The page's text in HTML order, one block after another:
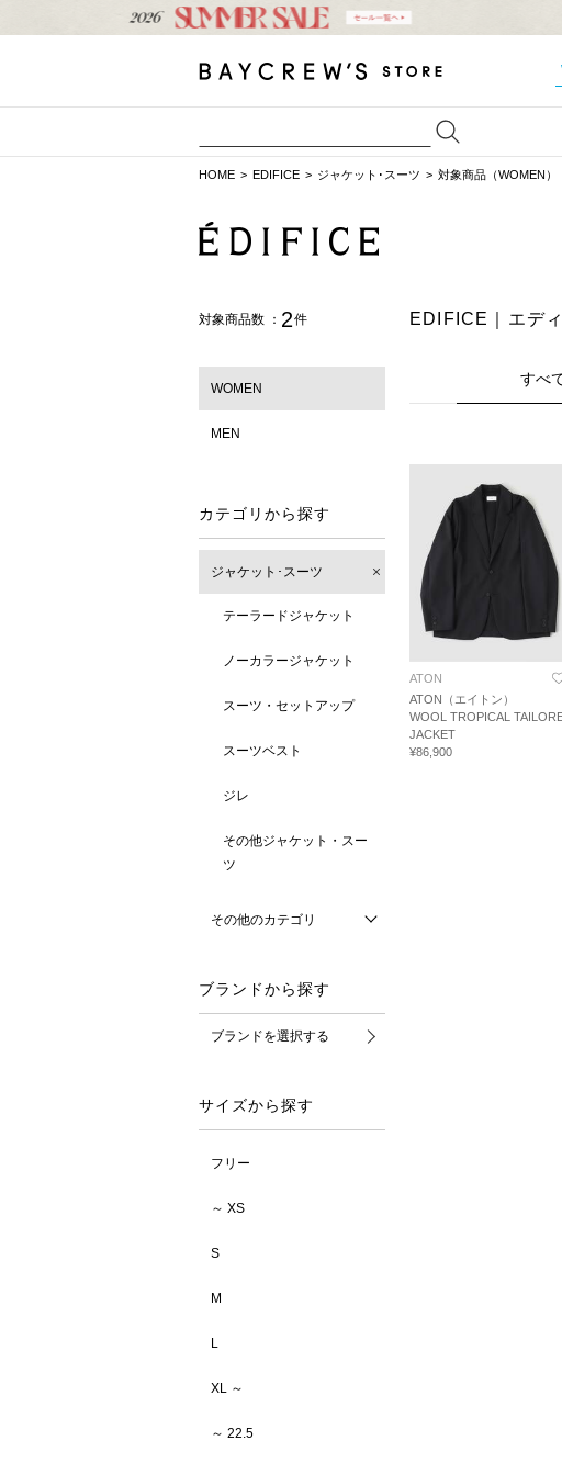
HOME EDIFICE ジャケット･スーツ 対象商品（WOMEN）
対象商品数 ： 2 件
WOMEN
MEN
カテゴリから探す
ジャケット･スーツ
テーラードジャケット
ノーカラージャケット
スーツ・セットアップ
スーツベスト
ジレ
その他ジャケット・スー
ツ
その他のカテゴリ
ブランドから探す
ブランドを選択する
サイズから探す
フリー
～ XS
S
M
L
XL ～
～ 22.5
EDIFICE｜エデ
すべ
ATON
ATON（エイトン）
WOOL TROPICAL
JACKET
¥86,900